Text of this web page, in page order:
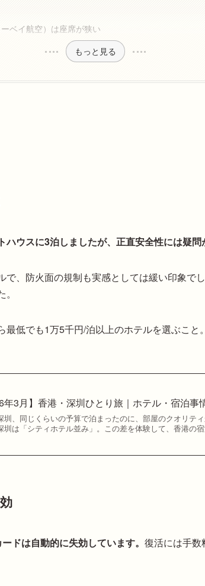
ベイ航空）は座席が狭い
もっと見る
ウスに3泊しましたが、正直安全性には疑問
で、防火面の規制も実感としては緩い印象で
最低でも1万5千円/泊以上のホテルを選ぶこと
年3月】香港・深圳ひとり旅｜ホテル・宿泊事
圳、同じくらいの予算で泊まったのに、部屋のクオリテ
圳は「シティホテル並み」。この差を体験して、香港の
ドは自動的に失効しています。 復活には手数